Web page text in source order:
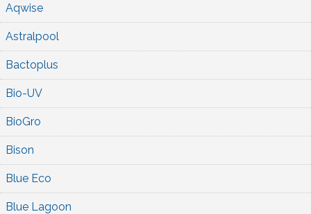
Aqwise
Astralpool
Bactoplus
Bio-UV
BioGro
Bison
Blue Eco
Blue Lagoon